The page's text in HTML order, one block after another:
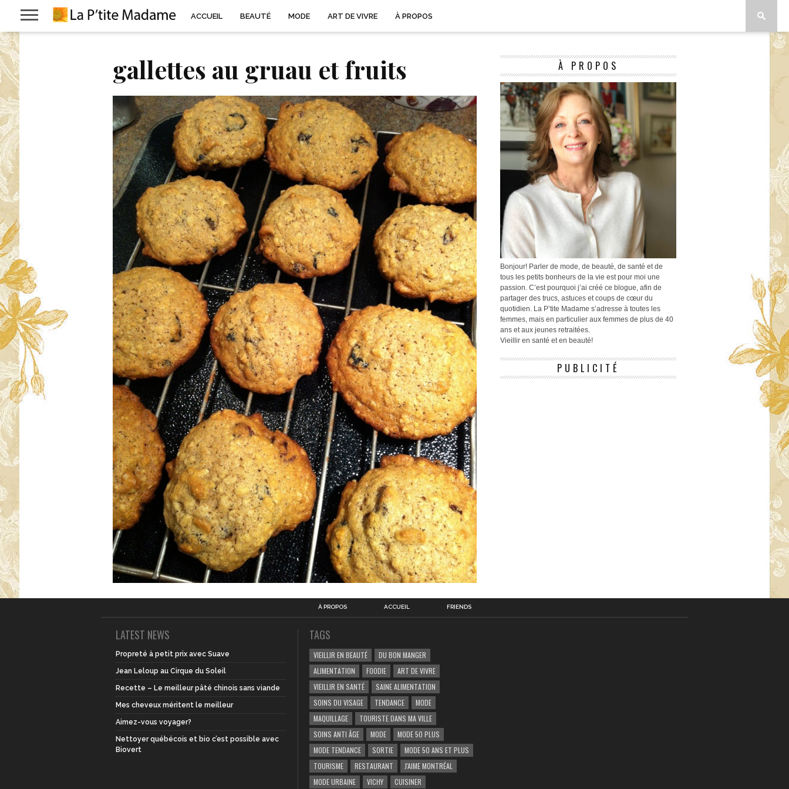
ACCUEIL BEAUTÉ MODE ART DE VIVRE À PROPOS
gallettes au gruau et fruits À PROPOS
Bonjour! Parler de mode, de beauté, de santé et de
tous les petits bonheurs de la vie est pour moi une
passion. C’est pourquoi j’ai créé ce blogue, afin de
partager des trucs, astuces et coups de cœur du
quotidien. La P’tite Madame s’adresse à toutes les
femmes, mais en particulier aux femmes de plus de 40
ans et aux jeunes retraitées.
Vieillir en santé et en beauté!
PUBLICITÉ
À PROPOS ACCUEIL FRIENDS
LATEST NEWS
Propreté à petit prix avec Suave
Jean Leloup au Cirque du Soleil
Recette – Le meilleur pâté chinois sans viande
Mes cheveux méritent le meilleur
Aimez-vous voyager?
Nettoyer québécois et bio c’est possible avec
Biovert
TAGS
VIEILLIR EN BEAUTÉ
DU BON MANGER
ALIMENTATION
FOODIE
ART DE VIVRE
VIEILLIR EN SANTÉ
SAINE ALIMENTATION
SOINS DU VISAGE
TENDANCE
MODE
MAQUILLAGE
TOURISTE DANS MA VILLE
SOINS ANTI ÂGE
MODE
MODE 50 PLUS
MODE TENDANCE
SORTIE
MODE 50 ANS ET PLUS
TOURISME
RESTAURANT
J'AIME MONTRÉAL
MODE URBAINE
VICHY CUISINER